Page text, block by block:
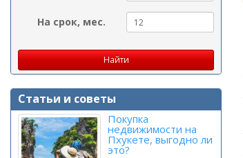
На срок, мес.
Статьи и советы
Покупка
недвижимости на
Пхукете, выгодно ли
это?